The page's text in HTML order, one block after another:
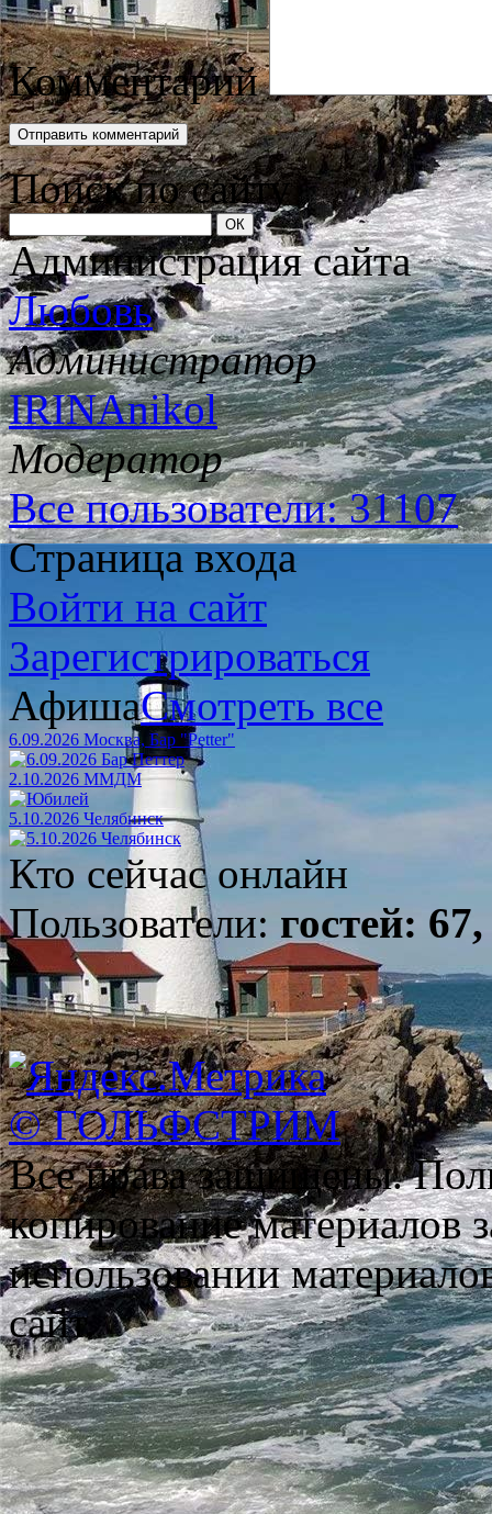
Комментарий
Поиск по сайту
Администрация сайта
Любовь
Администратор
IRINAnikol
Модератор
Все пользователи: 31107
Страница входа
Войти на сайт
Зарегистрироваться
АфишаСмотреть все
6.09.2026 Москва, Бар "Petter"
2.10.2026 ММДМ
5.10.2026 Челябинск
Кто сейчас онлайн
Пользователи: гостей:
© ГОЛЬФСТРИМ
Все права защищены.
копирование материалов
использовании
сайт.